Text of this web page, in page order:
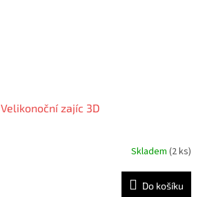
Velikonoční zajíc 3D
Skladem (2 ks)
Do košíku